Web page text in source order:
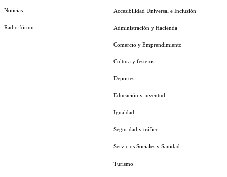
Noticias
Radio fórum
Accesibilidad Universal e Inclusión
Administración y Hacienda
Comercio y Emprendimiento
Cultura y festejos
Deportes
Educación y juventud
Igualdad
Seguridad y tráfico
Servicios Sociales y Sanidad
Turismo